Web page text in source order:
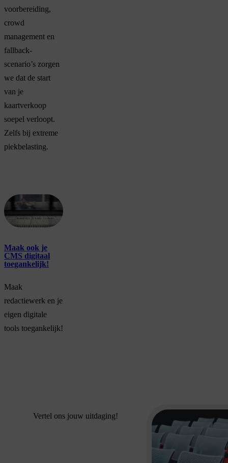
voorbereiding,
crowd
management en
fallback-
scenario’s zorgen
we dat de start
van je
kaartverkoop
soepel verloopt.
Zelfs bij extreme
piekbelasting.
Maak ook je
CMS digitaal
toegankelijk!
Maak
redactiewerk en je
eigen digitale
tools toegankelijk!
Vertel ons jouw uitdaging!